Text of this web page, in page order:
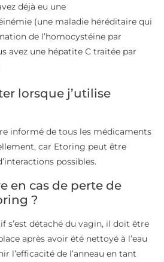
déjà eu une
(une maladie héréditaire qui
de l’homocystéine par
avez une hépatite C traitée par
lorsque j’utilise
informé de tous les médicaments
car Etoring peut être
possibles.
en cas de perte de
?
s’est détaché du vagin, il doit être
après avoir été nettoyé à l’eau
l’efficacité de l’anneau en tant